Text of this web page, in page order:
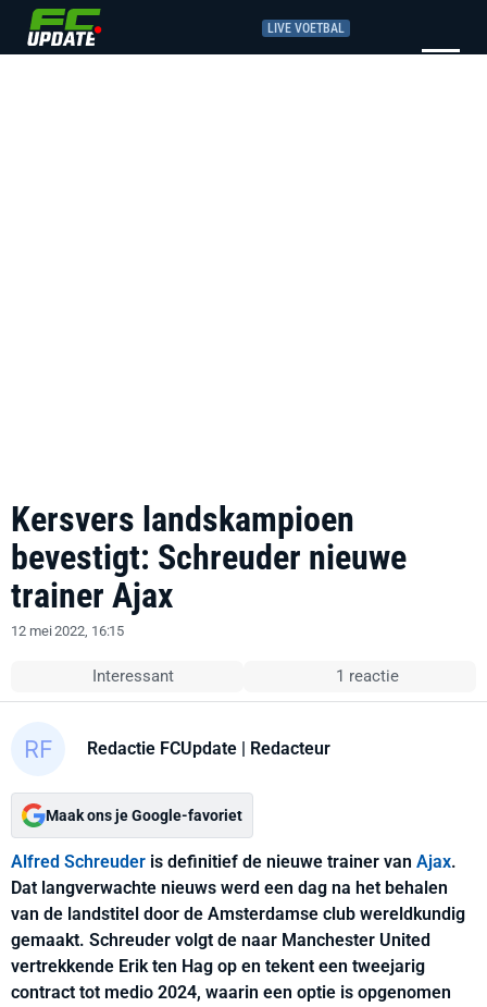
LIVE VOETBAL
Kersvers landskampioen
bevestigt: Schreuder nieuwe
trainer Ajax
12 mei 2022, 16:15
Interessant 1 reactie
Redactie FCUpdate | Redacteur
Maak ons je Google-favoriet
Alfred Schreuder is definitief de nieuwe trainer van Ajax.
Dat langverwachte nieuws werd een dag na het behalen
van de landstitel door de Amsterdamse club wereldkundig
gemaakt. Schreuder volgt de naar Manchester United
vertrekkende Erik ten Hag op en tekent een tweejarig
contract tot medio 2024, waarin een optie is opgenomen